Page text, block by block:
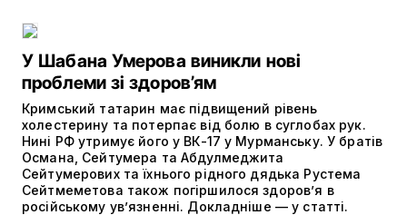
У Шабана Умерова виникли нові
проблеми зі здоров’ям
Кримський татарин має підвищений рівень
холестерину та потерпає від болю в суглобах рук.
Нині РФ утримує його у ВК-17 у Мурманську. У братів
Османа, Сейтумера та Абдулмеджита
Сейтумерових та їхнього рідного дядька Рустема
Сейтмеметова також погіршилося здоров’я в
російському ув’язненні. Докладніше — у статті.